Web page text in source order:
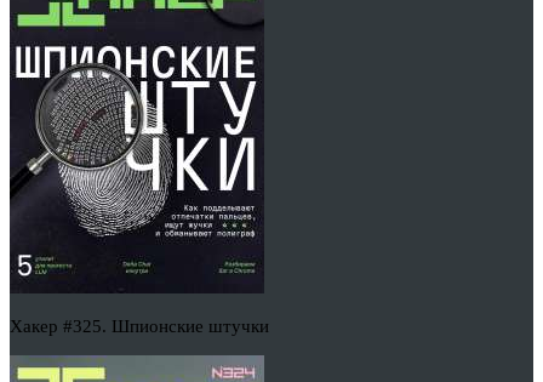
Хакер #325. Шпионские штучки